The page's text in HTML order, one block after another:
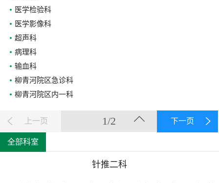
医学检验科
医学影像科
超声科
病理科
输血科
柳青河院区急诊科
柳青河院区内一科
上一页 1/2 下一页
全部科室
针推二科